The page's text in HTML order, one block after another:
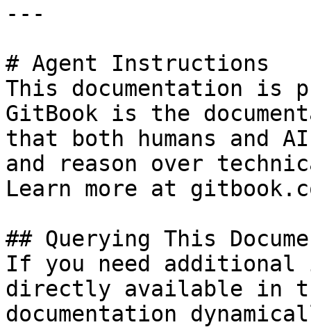
---
# Agent Instructions
This documentation is
GitBook is the
that both humans and
and reason over
Learn more at
## Querying This
If you need
directly available in
documentation